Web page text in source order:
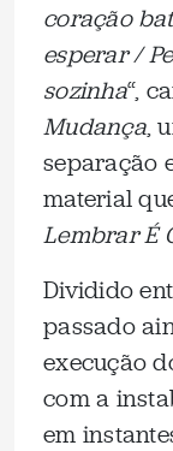
coração
esperar /
sozinha“,
Mudança,
separação
material
Lembrar É
Dividido
passado
execução
com a
em